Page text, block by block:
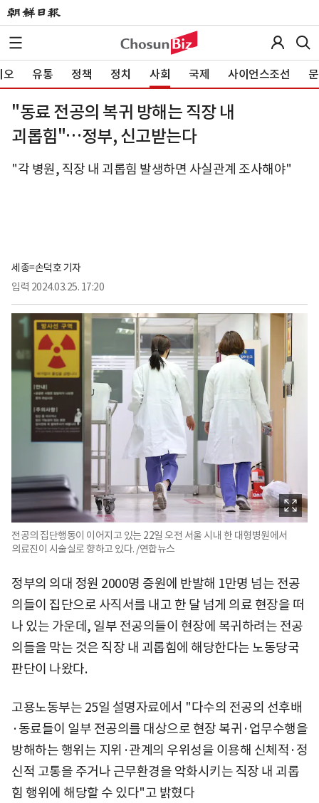
오 유통 정책 정치 사회 국제 사이언스조선
"동료 전공의 복귀 방해는 직장 내
괴롭힘"…정부, 신고받는다
"각 병원, 직장 내 괴롭힘 발생하면 사실관계 조사해야"
세종=손덕호 기자
입력 2024.03.25. 17:20
전공의 집단행동이 이어지고 있는 22일 오전 서울 시내 한 대형병원에서
의료진이 시술실로 향하고 있다. /연합뉴스
정부의 의대 정원 2000명 증원에 반발해 1만명 넘는 전공
의들이 집단으로 사직서를 내고 한 달 넘게 의료 현장을 떠
나 있는 가운데, 일부 전공의들이 현장에 복귀하려는 전공
의들을 막는 것은 직장 내 괴롭힘에 해당한다는 노동당국
판단이 나왔다.
고용노동부는 25일 설명자료에서 "다수의 전공의 선후배
·동료들이 일부 전공의를 대상으로 현장 복귀·업무수행을
방해하는 행위는 지위·관계의 우위성을 이용해 신체적·정
신적 고통을 주거나 근무환경을 악화시키는 직장 내 괴롭
힘 행위에 해당할 수 있다"고 밝혔다